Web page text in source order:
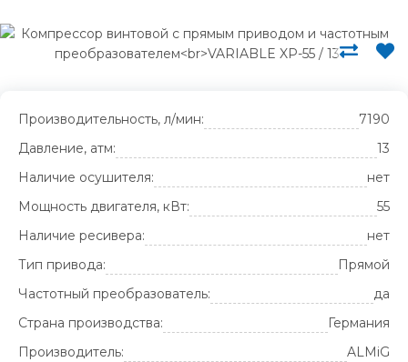
Производительность, л/мин:
7190
Давление, атм:
13
Наличие осушителя:
нет
Мощность двигателя, кВт:
55
Наличие ресивера:
нет
Тип привода:
Прямой
Частотный преобразователь:
да
Страна производства:
Германия
Производитель:
ALMiG